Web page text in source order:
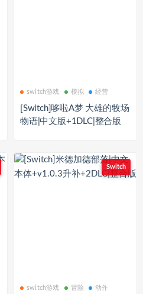
switch游戏 模拟 经营
[Switch]哆啦A梦 大雄的牧场
物语|中文版+1DLC|整合版
Switch
switch游戏 冒险 动作